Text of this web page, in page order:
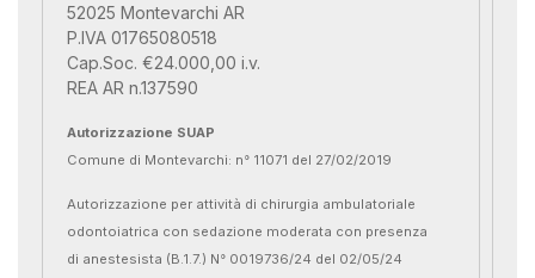
52025 Montevarchi AR
P.IVA 01765080518
Cap.Soc. €24.000,00 i.v.
REA AR n.137590
Autorizzazione SUAP
Comune di Montevarchi: n° 11071 del 27/02/2019
Autorizzazione per attività di chirurgia ambulatoriale
odontoiatrica con sedazione moderata con presenza
di anestesista (B.1.7.) N° 0019736/24 del 02/05/24